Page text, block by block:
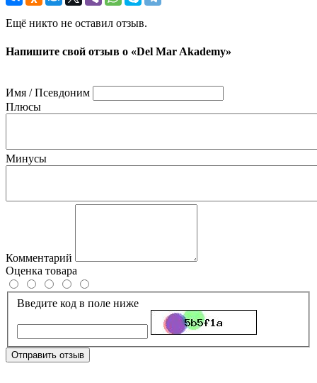
Ещё никто не оставил отзыв.
Напишите свой отзыв о «Del Mar Akademy»
Имя / Псевдоним
Плюсы
Минусы
Комментарий
Оценка товара
Введите код в поле ниже
Отправить отзыв